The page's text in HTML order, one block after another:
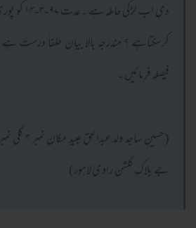
دی اب
کرسکتاہے ؟ مندرجہ بالا بیان حلفاً
فیصلہ فرمائیں ۔
جے بلاک گلشن راوی لاہور)